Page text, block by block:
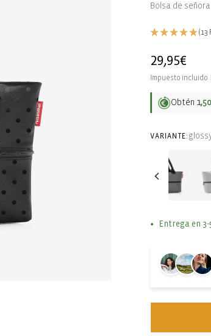
Bolsa de señora
(13
Precio
habitual
29,95€
Impuesto incluido.
Obtén
VARIANTE:
Entrega en 3-